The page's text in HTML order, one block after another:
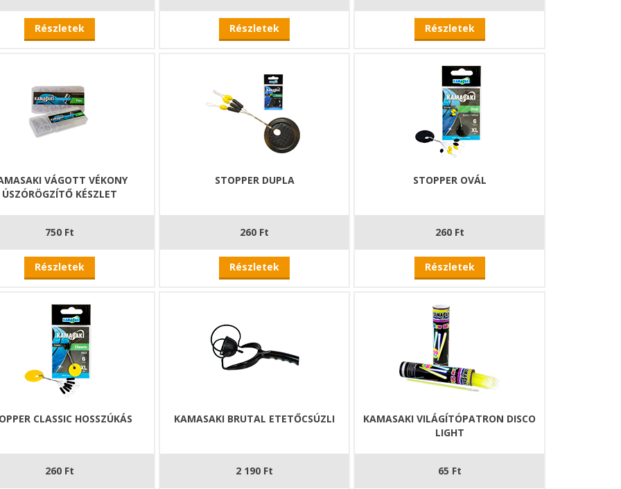
Részletek Részletek Részletek
VÁGOTT VÉKONY
ÚSZÓRÖGZÍTŐ KÉSZLET
750 Ft
Részletek
STOPPER DUPLA
260 Ft
Részletek
STOPPER OVÁL
260 Ft
Részletek
CLASSIC HOSSZÚKÁS
260 Ft
KAMASAKI BRUTAL ETETŐCSÚZLI
2 190 Ft
KAMASAKI VILÁGÍTÓPATRON DISCO
LIGHT
65 Ft